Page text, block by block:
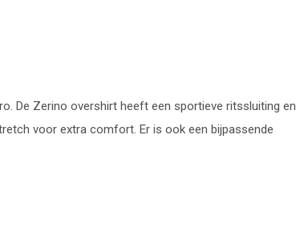
De Zerino overshirt heeft een sportieve ritssluiting en
voor extra comfort. Er is ook een bijpassende